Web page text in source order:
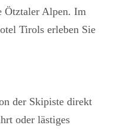
Ötztaler Alpen. Im
Tirols erleben Sie
der Skipiste direkt
oder lästiges